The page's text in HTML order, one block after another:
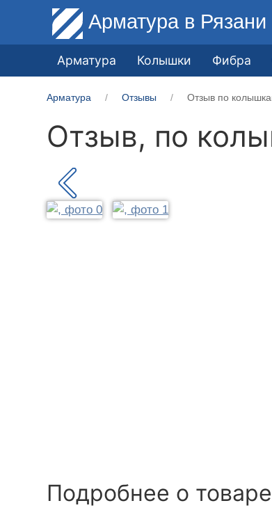
Арматура в Рязани
Арматура Колышки Фибра
Арматура Отзывы Отзыв по
Отзыв, по
Подробнее о товаре